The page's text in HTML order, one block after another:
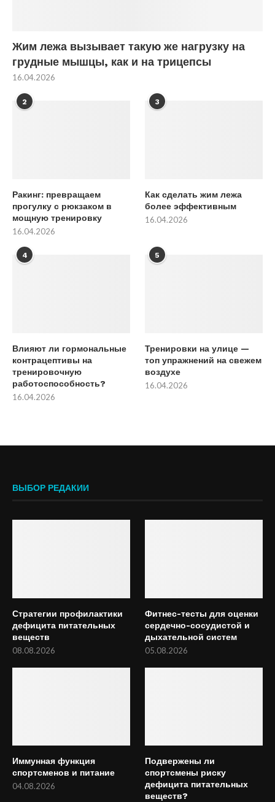
Жим лежа вызывает такую же нагрузку на
грудные мышцы, как и на трицепсы
16.04.2026
2
Ракинг: превращаем
прогулку с рюкзаком в
мощную тренировку
16.04.2026
3
Как сделать жим лежа
более эффективным
16.04.2026
4
Влияют ли гормональные
контрацептивы на
тренировочную
работоспособность?
16.04.2026
5
Тренировки на улице —
топ упражнений на свежем
воздухе
16.04.2026
ВЫБОР РЕДАКИИ
Стратегии профилактики
дефицита питательных
веществ
08.08.2026
Фитнес-тесты для оценки
сердечно-сосудистой и
дыхательной систем
05.08.2026
Иммунная функция
спортсменов и питание
04.08.2026
Подвержены ли
спортсмены риску
дефицита питательных
веществ?